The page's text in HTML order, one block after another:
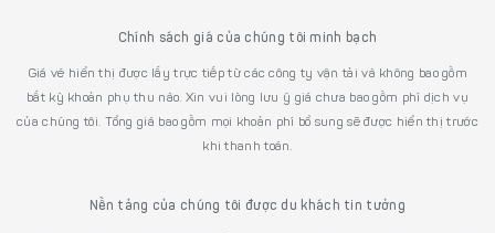
Chính sách giá của chúng tôi minh bạch
Giá vé hiển thị được lấy trực tiếp từ các công ty vận tải và không bao gồm
bất kỳ khoản phụ thu nào. Xin vui lòng lưu ý giá chưa bao gồm phí dịch vụ
của chúng tôi. Tổng giá bao gồm mọi khoản phí bổ sung sẽ được hiển thị trước
khi thanh toán.
Nền tảng của chúng tôi được du khách tin tưởng